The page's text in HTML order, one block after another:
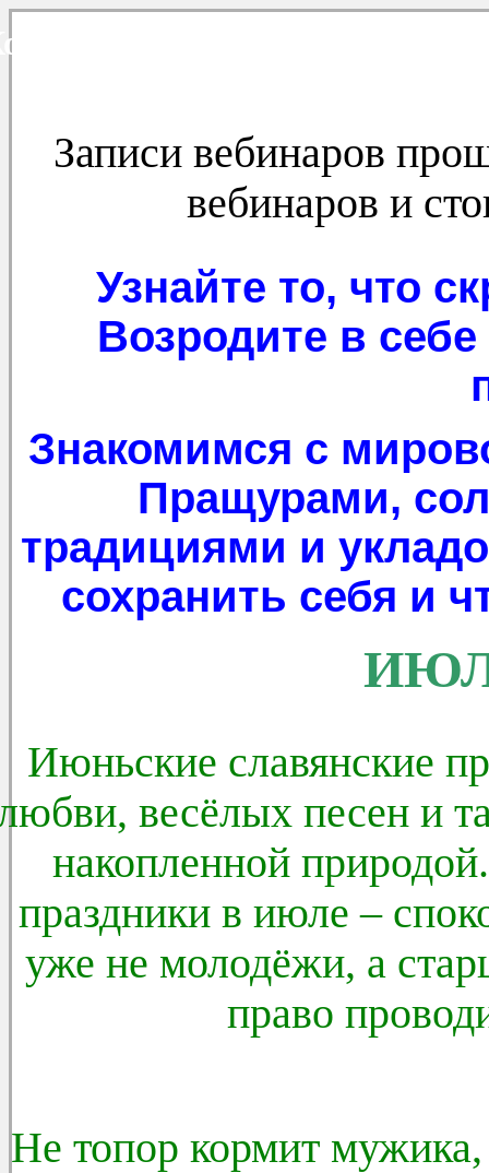
Сварога - праздники
Записи вебинаров
вебинаров и
Узнайте то, что
Возродите в
Знакомимся с
Пращурами,
традициями и
сохранить себя и
Июньские славянские
весёлых песен и
накопленной
праздники в июле –
уже не молодёжи, а
право
Не топор кормит мужика,